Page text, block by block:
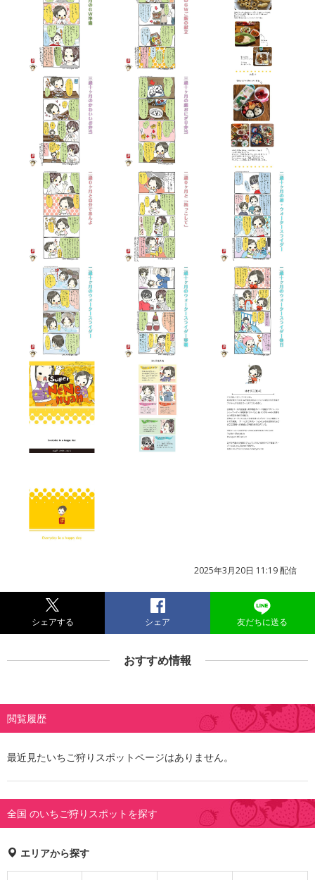
2025年3月20日 11:19 配信
シェアする シェア 友だちに送る
おすすめ情報
閲覧履歴
最近見たいちご狩りスポットページはありません。
全国 のいちご狩りスポットを探す
エリアから探す